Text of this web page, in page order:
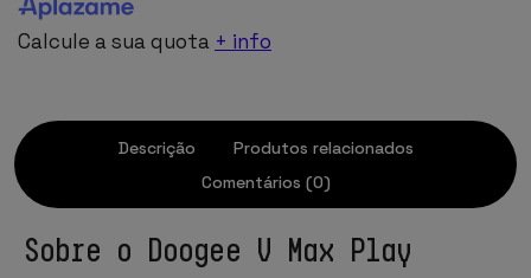
Calcule a sua quota + info
Descrição
Produtos relacionados
Comentários (0)
Sobre o Doogee V Max Play